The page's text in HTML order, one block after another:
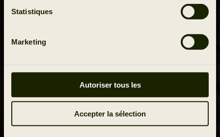
Statistiques
Marketing
Autoriser tous les
Accepter la sélection